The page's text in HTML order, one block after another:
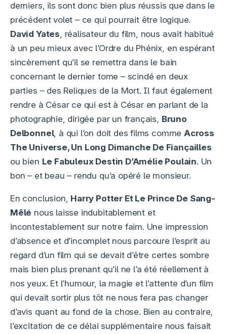
derniers, ils sont donc bien plus réussis que dans le
précédent volet – ce qui pourrait être logique.
David Yates, réalisateur du film, nous avait habitué
à un peu mieux avec l’Ordre du Phénix, en espérant
sincèrement qu’il se remettra dans le bain
concernant le dernier tome – scindé en deux
parties – des Reliques de la Mort. Il faut également
rendre à César ce qui est à César en parlant de la
photographie, dirigée par un français, Bruno
Delbonnel, à qui l’on doit des films comme Across
The Universe, Un Long Dimanche De Fiançailles
ou bien Le Fabuleux Destin D’Amélie Poulain. Un
bon – et beau – rendu qu’a opéré le monsieur.
En conclusion, Harry Potter Et Le Prince De Sang-
Mêlé nous laisse indubitablement et
incontestablement sur notre faim. Une impression
d’absence et d’incomplet nous parcoure l’esprit au
regard d’un film qui se devait d’être certes sombre
mais bien plus prenant qu’il ne l’a été réellement à
nos yeux. Et l’humour, la magie et l’attente d’un film
qui devait sortir plus tôt ne nous fera pas changer
d’avis quant au fond de la chose. Bien au contraire,
l’excitation de ce délai supplémentaire nous faisait